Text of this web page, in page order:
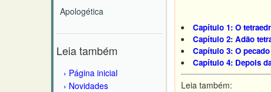
Apologética
Leia também
Página inicial
Novidades
Capítulo 1: O
Capítulo 2: Adão
Capítulo 3: O
Capítulo 4: Depois
Leia também: